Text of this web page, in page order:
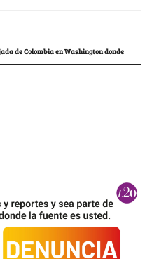
de Colombia en Washington donde